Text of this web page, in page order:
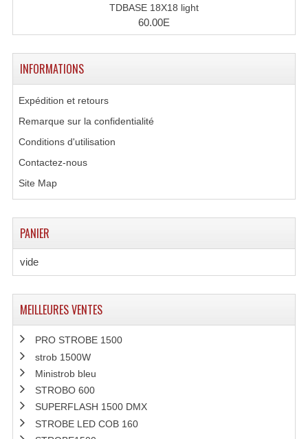
Public-Adress
Accessoires Public-Adress L100V
Amplificateurs (L 100v)
Enceintes Murales (Ligne 100V 16 - 8 Ohm)
Lecteurs Mp3 Et CDs Sources
Système D'interprétation Simultanée
Sonorisation Securité EN-54
TDBASE 18X18 light
60.00E
INFORMATIONS
Expédition et retours
Remarque sur la confidentialité
Conditions d'utilisation
Contactez-nous
Site Map
PANIER
vide
MEILLEURES VENTES
PRO STROBE 1500
strob 1500W
Ministrob bleu
STROBO 600
SUPERFLASH 1500 DMX
STROBE LED COB 160